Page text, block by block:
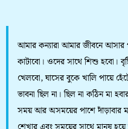
আমার কন্যারা আমার জীবনে আসার
কাটাবো। ওদের সাথে শিশু হবো।
খেলবো, ঘাসের বুকে খালি পায়ে
ভাবনা ছিল না। ছিল না কঠিন মা
সময় আর অসময়ের পাশে দাঁড়াবার